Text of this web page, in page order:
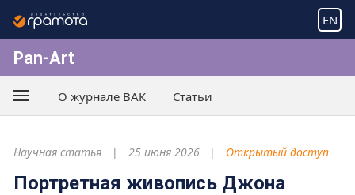
EN
Pan-Art
О журнале ВАК Статьи
Научная статья 25 июня 2026 Открытый доступ
Портретная живопись Джона